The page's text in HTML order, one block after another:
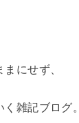
にせず、
雑記ブログ。